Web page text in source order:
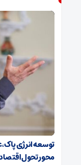
توسعه انرژی
محور تحول